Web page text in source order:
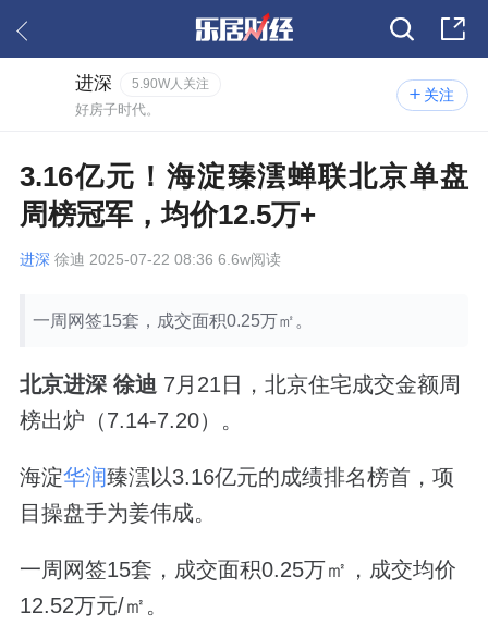
关注
进深 5.90W人关注
好房子时代。
3.16亿元！海淀臻澐蝉联北京单盘
周榜冠军，均价12.5万+
进深 徐迪 2025-07-22 08:36 6.6w阅读
一周网签15套，成交面积0.25万㎡。
北京进深 徐迪 7月21日，北京住宅成交金额周
榜出炉（7.14-7.20）。
海淀华润臻澐以3.16亿元的成绩排名榜首，项
目操盘手为姜伟成。
一周网签15套，成交面积0.25万㎡，成交均价
12.52万元/㎡。